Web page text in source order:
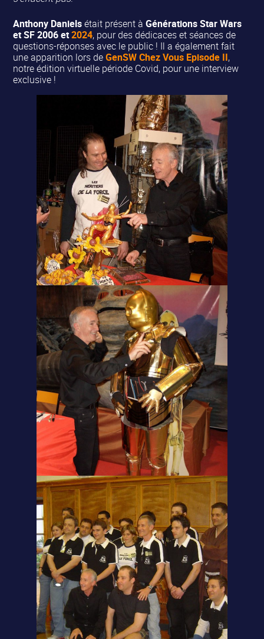
Anthony Danielsétait présent àGénérations Star Wars
et SF 2006 et2024, pour des dédicaces et séances de
questions-réponses avec le public ! Il a également fait
une apparition lors deGenSW Chez Vous Episode II,
notre édition virtuelle période Covid, pour une interview
exclusive !